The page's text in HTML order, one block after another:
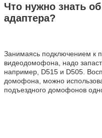
Что нужно знать
адаптера?
Занимаясь подключением к
видеодомофона, надо
например, D515 и D505.
домофона, можно
подъездного домофонов